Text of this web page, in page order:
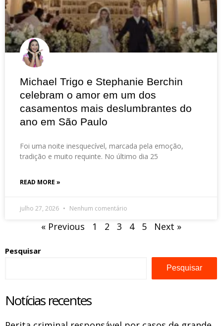
Michael Trigo e Stephanie Berchin
celebram o amor em um dos
casamentos mais deslumbrantes do
ano em São Paulo
Foi uma noite inesquecível, marcada pela emoção,
tradição e muito requinte. No último dia 25
READ MORE »
julho 27, 2026 Nenhum comentário
« Previous 1 2 3 4 5 Next »
Pesquisar
Pesquisar
Notícias recentes